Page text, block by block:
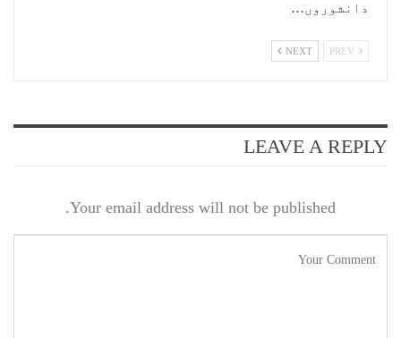
دانشوروں…
NEXT
LEAVE A REPLY
Your email address will not be published.